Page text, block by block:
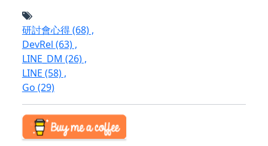
研討會心得(68),
DevRel (63),
LINE_DM (26),
LINE (58),
Go (29)